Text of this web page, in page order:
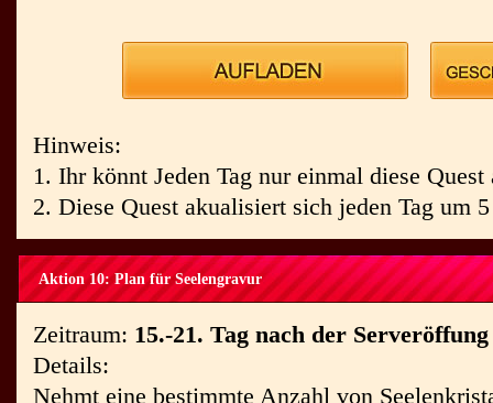
Hinweis:
1. Ihr könnt Jeden Tag nur einmal diese Quest
2. Diese Quest akualisiert sich jeden Tag um
Aktion 10: Plan für Seelengravur
Zeitraum: 15.-21. Tag nach der Serveröffung
Details:
Nehmt eine bestimmte Anzahl von